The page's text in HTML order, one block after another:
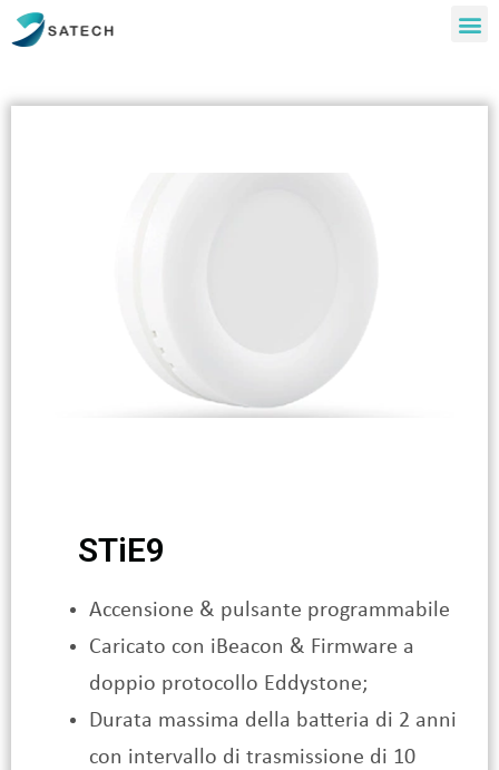
STiE9
Accensione & pulsante programmabile
Caricato con iBeacon & Firmware a
doppio protocollo Eddystone;
Durata massima della batteria di 2 anni
con intervallo di trasmissione di 10